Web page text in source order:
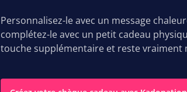
Personnalisez-le avec un message
complétez-le avec un petit cadeau
touche supplémentaire et reste vraiment